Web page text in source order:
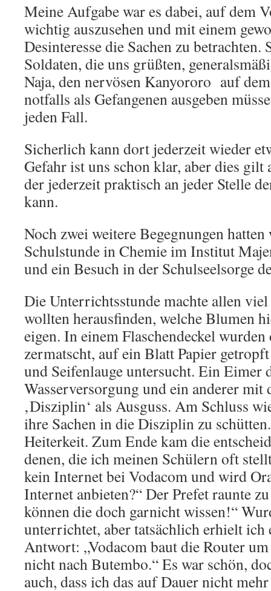
Meine Aufgabe war es dabei, auf dem
wichtig auszusehen und mit einem
Desinteresse die Sachen zu
Soldaten, die uns grüßten,
Naja, den nervösen Kanyororo auf
notfalls als Gefangenen ausgeben
jeden Fall.
Sicherlich kann dort jederzeit wieder
Gefahr ist uns schon klar, aber dies
der jederzeit praktisch an jeder Stelle
kann.
Noch zwei weitere Begegnungen
Schulstunde in Chemie im Institut
und ein Besuch in der Schulseelsorge
Die Unterrichtsstunde machte allen
wollten herausfinden, welche Blumen
eigen. In einem Flaschendeckel
zermatscht, auf ein Blatt Papier
und Seifenlauge untersucht. Ein Eimer
Wasserversorgung und ein anderer
‚Disziplin‘ als Ausguss. Am Schluss
ihre Sachen in die Disziplin zu
Heiterkeit. Zum Ende kam die
denen, die ich meinen Schülern oft
kein Internet bei Vodacom und wird
Internet anbieten?“ Der Prefet raunte
können die doch garnicht wissen!“
unterrichtet, aber tatsächlich erhielt ich
Antwort: „Vodacom baut die Router
nicht nach Butembo.“ Es war schön,
auch, dass ich das auf Dauer nicht